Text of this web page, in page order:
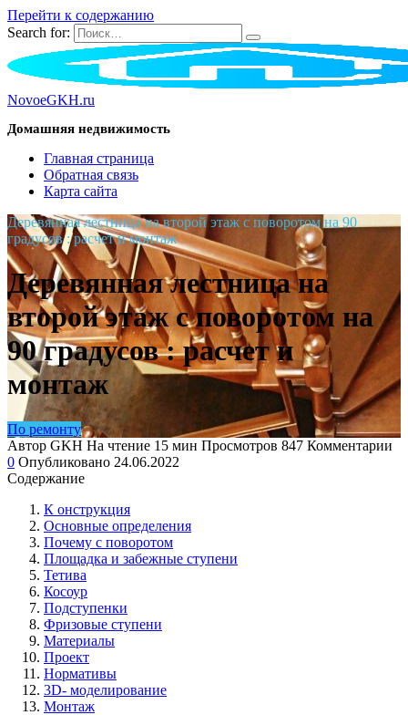
Перейти к содержанию
Search for:
NovoeGKH.ru
Домашняя недвижимость
Главная страница
Обратная связь
Карта сайта
Деревянная лестница на второй этаж с поворотом на 90
градусов : расчет и монтаж
Деревянная лестница на
второй этаж с поворотом на
90 градусов : расчет и
монтаж
По ремонту
Автор GKH На чтение 15 мин Просмотров 847 Комментарии
0 Опубликовано 24.06.2022
Содержание
К онструкция
Основные определения
Почему с поворотом
Площадка и забежные ступени
Тетива
Косоур
Подступенки
Фризовые ступени
Материалы
Проект
Нормативы
3D- моделирование
Монтаж